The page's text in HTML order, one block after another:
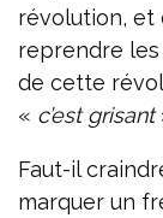
révolution, et
reprendre les
de cette
« c’est grisant
Faut-il
marquer un